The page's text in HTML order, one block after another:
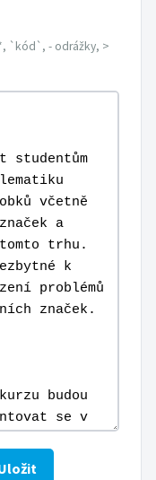
`kód`, - odrážky, >